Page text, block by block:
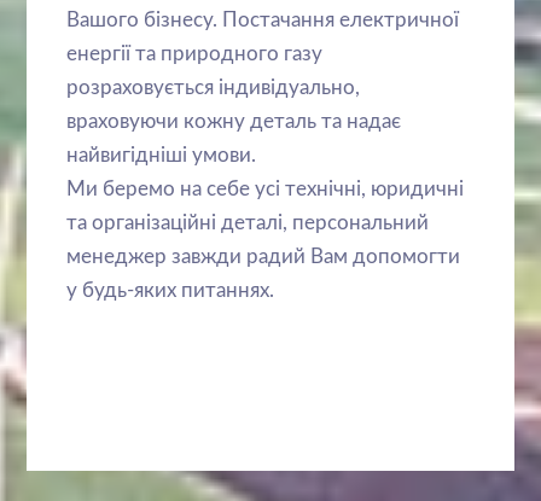
Вашого бізнесу. Постачання електричної
енергії та природного газу
розраховується індивідуально,
враховуючи кожну деталь та надає
найвигідніші умови.
Ми беремо на себе усі технічні, юридичні
та організаційні деталі, персональний
менеджер завжди радий Вам допомогти
у будь-яких питаннях.